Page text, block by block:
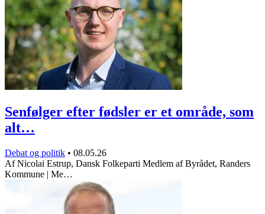
Senfølger efter fødsler er et område, som
alt…
Debat og politik • 08.05.26
Af Nicolai Estrup, Dansk Folkeparti Medlem af Byrådet, Randers
Kommune | Me…